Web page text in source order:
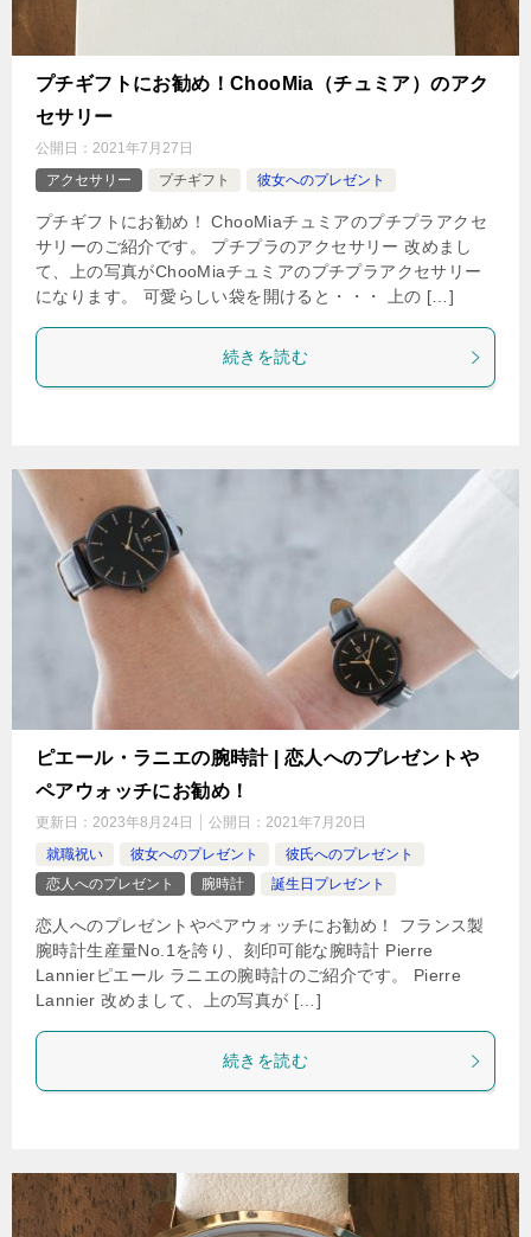
プチギフトにお勧め！ChooMia（チュミア）のアク
セサリー
公開日： 2021年7月27日
アクセサリー
プチギフト 彼女へのプレゼント
プチギフトにお勧め！ ChooMiaチュミアのプチプラアクセ
サリーのご紹介です。 プチプラのアクセサリー 改めまし
て、上の写真がChooMiaチュミアのプチプラアクセサリー
になります。 可愛らしい袋を開けると・・・ 上の […]
続きを読む
ピエール・ラニエの腕時計 | 恋人へのプレゼントや
ペアウォッチにお勧め！
更新日： 2023年8月24日 公開日： 2021年7月20日
就職祝い
彼女へのプレゼント
彼氏へのプレゼント
恋人へのプレゼント
腕時計 誕生日プレゼント
恋人へのプレゼントやペアウォッチにお勧め！ フランス製
腕時計生産量No.1を誇り、刻印可能な腕時計 Pierre
Lannierピエール ラニエの腕時計のご紹介です。 Pierre
Lannier 改めまして、上の写真が […]
続きを読む